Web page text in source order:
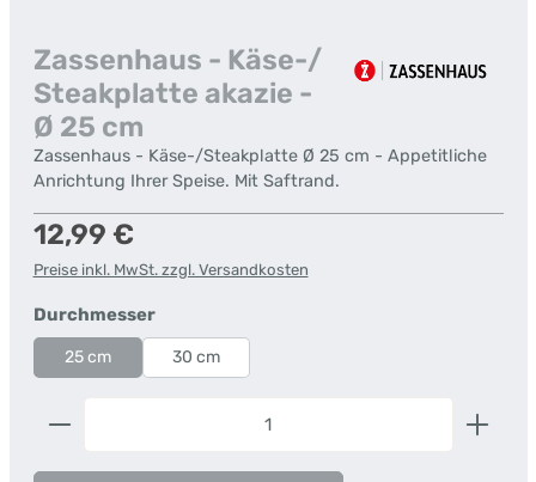
Zassenhaus - Käse-/
Steakplatte akazie -
Ø 25 cm
Zassenhaus - Käse-/Steakplatte Ø 25 cm - Appetitliche
Anrichtung Ihrer Speise. Mit Saftrand.
Regulärer Preis:
12,99 €
Preise inkl. MwSt. zzgl. Versandkosten
Durchmesserauswählen
25 cm 30 cm
Produkt Anzahl: Gib den gewünschten Wert ein